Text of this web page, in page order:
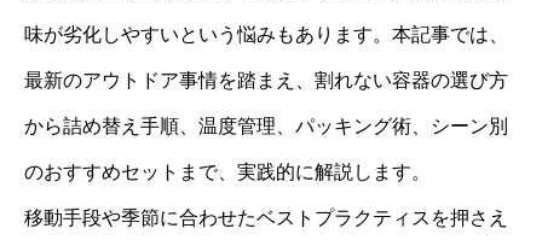
味が劣化しやすいという悩みもあります。本記事では、
最新のアウトドア事情を踏まえ、割れない容器の選び方
から詰め替え手順、温度管理、パッキング術、シーン別
のおすすめセットまで、実践的に解説します。
移動手段や季節に合わせたベストプラクティスを押さえ